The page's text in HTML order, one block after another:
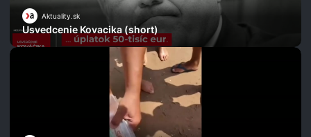
Aktuality.sk
Usvedcenie Kovacika (short)